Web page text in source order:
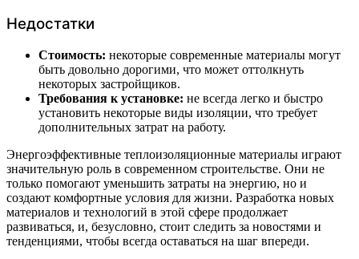
Недостатки
Стоимость: некоторые современные материалы могут
быть довольно дорогими, что может оттолкнуть
некоторых застройщиков.
Требования к установке: не всегда легко и быстро
установить некоторые виды изоляции, что требует
дополнительных затрат на работу.
Энергоэффективные теплоизоляционные материалы играют
значительную роль в современном строительстве. Они не
только помогают уменьшить затраты на энергию, но и
создают комфортные условия для жизни. Разработка новых
материалов и технологий в этой сфере продолжает
развиваться, и, безусловно, стоит следить за новостями и
тенденциями, чтобы всегда оставаться на шаг впереди.